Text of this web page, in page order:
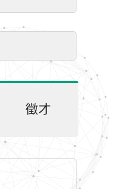
徵才